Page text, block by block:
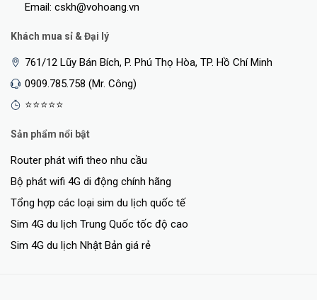
Email: cskh@vohoang.vn
Khách mua sỉ & Đại lý
761/12 Lũy Bán Bích, P. Phú Thọ Hòa, TP. Hồ Chí Minh
0909.785.758 (Mr. Công)
⭐⭐⭐⭐⭐
Sản phẩm nổi bật
Router phát wifi theo nhu cầu
Bộ phát wifi 4G di động chính hãng
Tổng hợp các loại sim du lịch quốc tế
Sim 4G du lịch Trung Quốc tốc độ cao
Sim 4G du lịch Nhật Bản giá rẻ